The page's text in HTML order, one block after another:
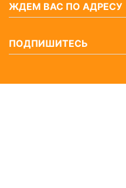
ЖДЕМ ВАС ПО АДРЕСУ
ПОДПИШИТЕСЬ